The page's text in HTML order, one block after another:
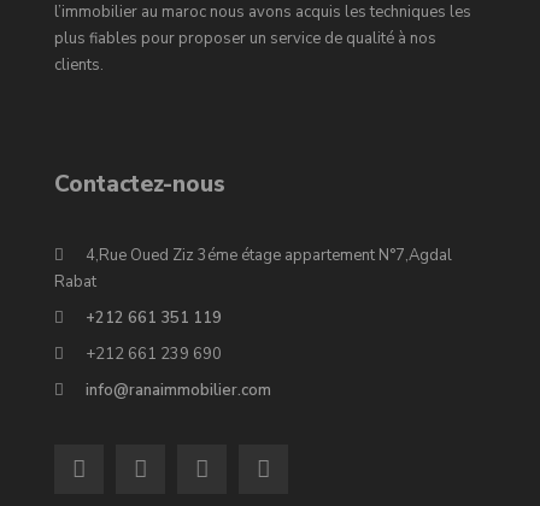
l’immobilier au maroc nous avons acquis les techniques les
plus fiables pour proposer un service de qualité à nos
clients.
Contactez-nous
4,Rue Oued Ziz 3éme étage appartement N°7,Agdal
Rabat
+212 661 351 119
+212 661 239 690
info@ranaimmobilier.com